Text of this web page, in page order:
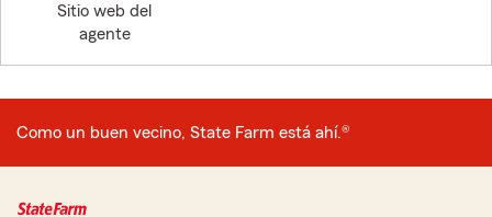
Sitio web del
agente
Como un buen vecino, State Farm está ahí.®